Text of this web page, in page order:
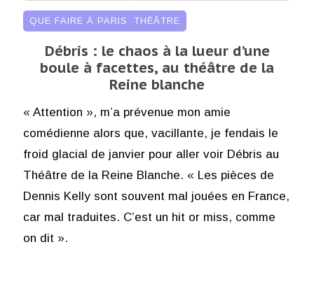
QUE FAIRE À PARIS , THÉÂTRE
Débris : le chaos à la lueur d’une
boule à facettes, au théâtre de la
Reine blanche
« Attention », m’a prévenue mon amie
comédienne alors que, vacillante, je fendais le
froid glacial de janvier pour aller voir Débris au
Théâtre de la Reine Blanche. « Les pièces de
Dennis Kelly sont souvent mal jouées en France,
car mal traduites. C’est un hit or miss, comme
on dit ».